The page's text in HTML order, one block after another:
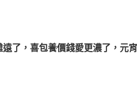
遠了，喜包養價錢愛更濃了，元